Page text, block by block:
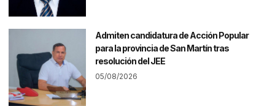
Admiten candidatura de Acción Popular
para la provincia de San Martín tras
resolución del JEE
05/08/2026